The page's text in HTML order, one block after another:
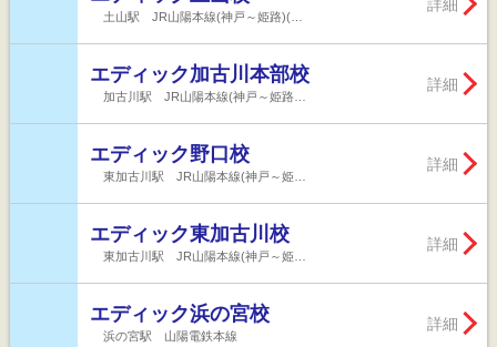
土山駅 JR山陽本線(神戸～姫路)(…
詳細
エディック加古川本部校
加古川駅 JR山陽本線(神戸～姫路…
詳細
エディック野口校
東加古川駅 JR山陽本線(神戸～姫…
詳細
エディック東加古川校
東加古川駅 JR山陽本線(神戸～姫…
詳細
エディック浜の宮校
浜の宮駅 山陽電鉄本線
詳細